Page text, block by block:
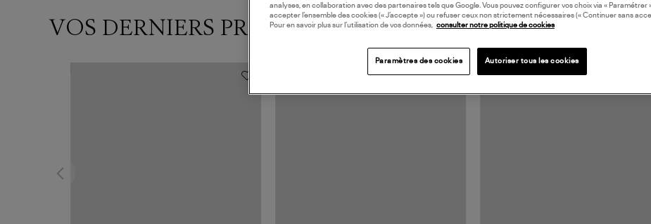
VOS DERNIERS PRODUITS VUS
analyses, en collaboration avec des partenaires tels que Google. Vous pouvez configurer vos choix via « Paramétrer
accepter l’ensemble des cookies (« J’accepte ») ou refuser ceux non strictement nécessaires (« Continuer sans
Pour en savoir plus sur l’utilisation de vos données,
consulter notre politique de cookies
Paramètres des cookies Autoriser tous les cookies